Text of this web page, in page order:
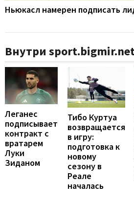
Ньюкасл намерен подписать
Внутри
Леганес
подписывает
контракт с
вратарем
Луки
Зиданом
Тибо Куртуа
возвращается
в игру:
подготовка к
новому
сезону в
Реале
началась